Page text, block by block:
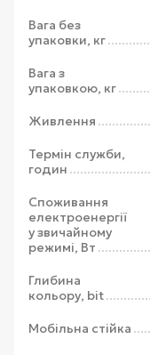
Вага без
упаковки, кг
Вага з
упаковкою, кг
Живлення
Термін служби,
годин
Споживання
електроенергії
у звичайному
режимі, Вт
Глибина
кольору, bit
Мобільна стійка